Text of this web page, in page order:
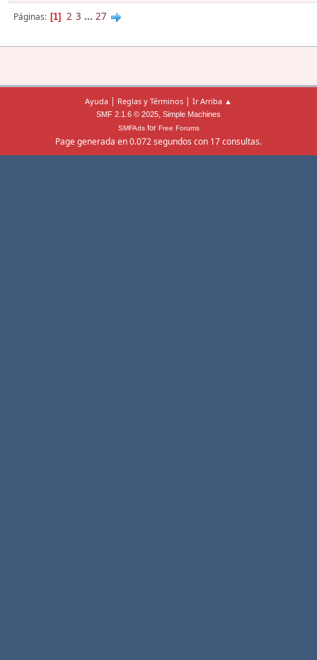
Páginas 1 2 3 ... 27
Ayuda | Reglas y Términos | Ir Arriba ▲
SMF 2.1.6 © 2025, Simple Machines
SMFAdsfor Free Forums
Page generada en 0.072 segundos con 17 consultas.